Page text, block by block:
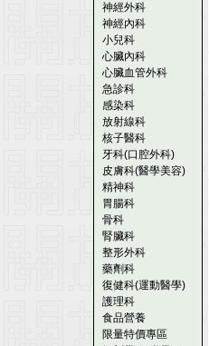
神經外科
神經內科
小兒科
心臟內科
心臟血管外科
急診科
感染科
放射線科
核子醫科
牙科(口腔外科)
皮膚科(醫學美容)
精神科
胃腸科
骨科
腎臟科
整形外科
藥劑科
復健科(運動醫學)
護理科
食品營養
限量特價專區